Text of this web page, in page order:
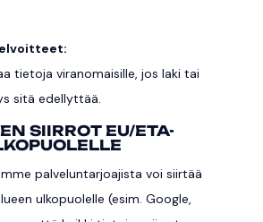
tietoja viranomaisille, jos laki tai
sitä edellyttää.
SIIRROT EU/ETA-
palveluntarjoajista voi siirtää
ulkopuolelle (esim. Google,